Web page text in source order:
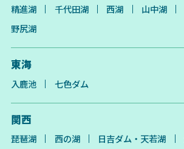
精進湖 千代田湖 西湖 山中湖
野尻湖
東海
入鹿池 七色ダム
関西
琵琶湖 西の湖 日吉ダム・天若湖